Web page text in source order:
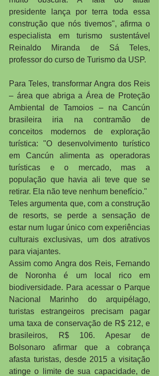
presidente lança por terra toda essa
construção que nós tivemos", afirma o
especialista em turismo sustentável
Reinaldo Miranda de Sá Teles,
professor do curso de Turismo da USP.
Para Teles, transformar Angra dos Reis
– área que abriga a Área de Proteção
Ambiental de Tamoios – na Cancún
brasileira iria na contramão de
conceitos modernos de exploração
turística: "O desenvolvimento turístico
em Cancún alimenta as operadoras
turísticas e o mercado, mas a
população que havia ali teve que se
retirar. Ela não teve nenhum benefício."
Teles argumenta que, com a construção
de resorts, se perde a sensação de
estar num lugar único com experiências
culturais exclusivas, um dos atrativos
para viajantes.
Assim como Angra dos Reis, Fernando
de Noronha é um local rico em
biodiversidade. Para acessar o Parque
Nacional Marinho do arquipélago,
turistas estrangeiros precisam pagar
uma taxa de conservação de R$ 212, e
brasileiros, R$ 106. Apesar de
Bolsonaro afirmar que a cobrança
afasta turistas, desde 2015 a visitação
atinge o limite de sua capacidade, de